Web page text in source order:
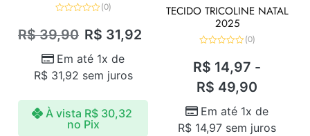
de
5
(0)
R$39,90 R$ 31,92
Em até 1x de
R$31,92 sem juros
À vista R$30,32
no Pix
TECIDO TRICOLINE NATAL
2025
de
(0)
R$ 14,97 -
R$ 49,90
Em até 1x de
R$ 14,97 sem juros